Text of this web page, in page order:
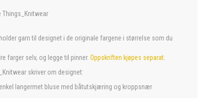
Things_Knitwear
garn til designet i de originale fargene i størrelse som du
farger selv, og legge til pinner. Oppskriften kjøpes separat
skriver om designet:
langermet bluse med båtutskjæring og kroppsnær